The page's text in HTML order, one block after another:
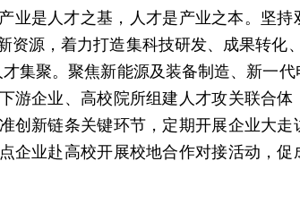
业是人才之基，人才是产业之本。坚
源，着力打造集科技研发、成果转化
集聚。聚焦新能源及装备制造、新一
游企业、高校院所组建人才攻关联合
创新链条关键环节，定期开展企业大
企业赴高校开展校地合作对接活动，